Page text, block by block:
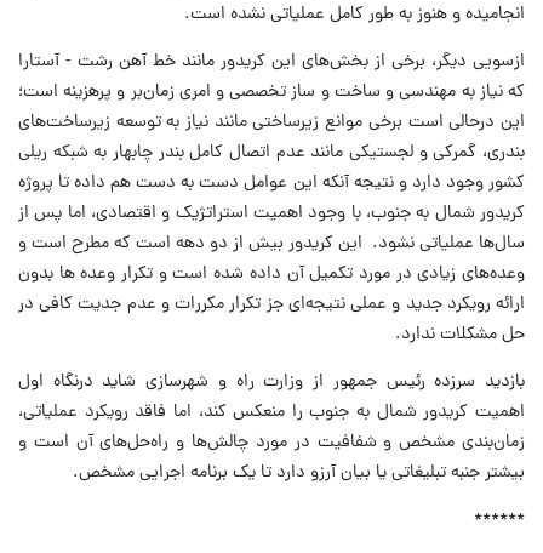
انجامیده و هنوز به طور کامل عملیاتی نشده است.
ازسویی دیگر، برخی از بخش‌های این کریدور مانند خط آهن رشت - آستارا
که نیاز به مهندسی و ساخت و ساز تخصصی و امری زمان‌بر و پرهزینه است؛
این درحالی است برخی موانع زیرساختی مانند نیاز به توسعه زیرساخت‌های
بندری، گمرکی و لجستیکی مانند عدم اتصال کامل بندر چابهار به شبکه ریلی
کشور وجود دارد و نتیجه آنکه این عوامل دست به دست هم داده تا پروژه
کریدور شمال به جنوب، با وجود اهمیت استراتژیک و اقتصادی، اما پس از
سال‌ها عملیاتی نشود. این کریدور بیش از دو دهه است که مطرح است و
وعده‌های زیادی در مورد تکمیل آن داده شده است و تکرار وعده‌ ها بدون
ارائه رویکرد جدید و عملی نتیجه‌ای جز تکرار مکررات و عدم جدیت کافی در
حل مشکلات ندارد.
بازدید سرزده رئیس جمهور از وزارت راه و شهرسازی شاید درنگاه اول
اهمیت کریدور شمال به جنوب را منعکس کند، اما فاقد رویکرد عملیاتی،
زمان‌بندی مشخص و شفافیت در مورد چالش‌ها و راه‌حل‌های آن است و
بیشتر جنبه تبلیغاتی یا بیان آرزو دارد تا یک برنامه اجرایی مشخص.
******